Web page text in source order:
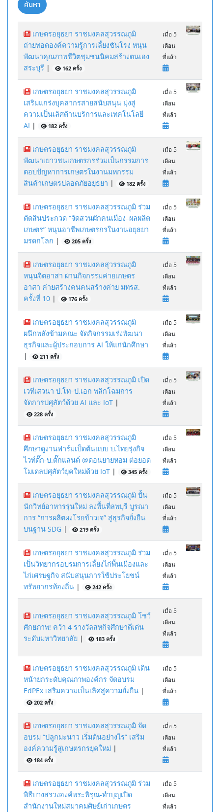
ค้นหา
เกษตรอยุธยา ราชมงคลสุวรรณภูมิ
ถ่ายทอดองค์ความรู้การเลี้ยงชันโรง หนุน
พัฒนาคุณภาพชีวิตชุมชนนิคมสร้างตนเอง
สระบุรี | 162 ครั้ง
เมื่อ 5
เดือน
ที่แล้ว
เกษตรอยุธยา ราชมงคลสุวรรณภูมิ
เสริมแกร่งบุคลากรสายสนับสนุน มุ่งสู่
ความเป็นเลิศด้านบริการและเทคโนโลยี
AI | 182 ครั้ง
เมื่อ 5
เดือน
ที่แล้ว
เกษตรอยุธยา ราชมงคลสุวรรณภูมิ
พัฒนาเยาวชนเกษตรกรร่วมเป็นกรรมการ
ตอบปัญหาการเกษตรในงานมหกรรม
สินค้าเกษตรปลอดภัยอยุธยา | 182 ครั้ง
เมื่อ 5
เดือน
ที่แล้ว
เกษตรอยุธยา ราชมงคลสุวรรณภูมิ ร่วม
ตัดสินประกวด “จัดสวนผักคนเมือง–ผลผลิต
เกษตร” หนุนอาชีพเกษตรกรในงานอยุธยา
มรดกโลก | 205 ครั้ง
เมื่อ 5
เดือน
ที่แล้ว
เกษตรอยุธยา ราชมงคลสุวรรณภูมิ
หนุนจิตอาสา ผ่านกิจกรรมค่ายเกษตร
อาสา ค่ายสร้างคนคนสร้างค่าย มทรส.
ครั้งที่ 10 | 176 ครั้ง
เมื่อ 5
เดือน
ที่แล้ว
เกษตรอยุธยา ราชมงคลสุวรรณภูมิ
ผนึกพลังข้ามคณะ จัดกิจกรรมเร่งพัฒนา
ธุรกิจและผู้ประกอบการ AI ให้แก่นักศึกษา
|
211 ครั้ง
เมื่อ 5
เดือน
ที่แล้ว
เกษตรอยุธยา ราชมงคลสุวรรณภูมิ เปิด
เวทีเสวนา ป.โท–ป.เอก พลิกโฉมการ
จัดการปศุสัตว์ด้วย AI และ IoT |
228 ครั้ง
เมื่อ 5
เดือน
ที่แล้ว
เกษตรอยุธยา ราชมงคลสุวรรณภูมิ
ศึกษาดูงานฟาร์มเป็ดต้นแบบ บ.ไทยรุ่งกิจ
ไวท์ดั๊ก-บ.ดั๊กแลนด์ @ดอนยายหอม ต่อยอด
โมเดลปศุสัตว์ยุคใหม่ด้วย IoT | 345 ครั้ง
เมื่อ 5
เดือน
ที่แล้ว
เกษตรอยุธยา ราชมงคลสุวรรณภูมิ ปั้น
นักวิทย์อาหารรุ่นใหม่ ลงพื้นที่ลพบุรี บูรณา
การ “การผลิตผงโรยข้าวเจ” สู่ธุรกิจยั่งยืน
บนฐาน SDG | 219 ครั้ง
เมื่อ 5
เดือน
ที่แล้ว
เกษตรอยุธยา ราชมงคลสุวรรณภูมิ ร่วม
เป็นวิทยากรอบรมการเลี้ยงไก่พื้นเมืองและ
ไก่เศรษฐกิจ สนับสนุนการใช้ประโยชน์
ทรัพยากรท้องถิ่น | 242 ครั้ง
เมื่อ 5
เดือน
ที่แล้ว
เกษตรอยุธยา ราชมงคลสุวรรณภูมิ โชว์
ศักยภาพ! คว้า 4 รางวัลสหกิจศึกษาดีเด่น
ระดับมหาวิทยาลัย | 183 ครั้ง
เมื่อ 5
เดือน
ที่แล้ว
เกษตรอยุธยา ราชมงคลสุวรรณภูมิ เดิน
หน้ายกระดับคุณภาพองค์กร จัดอบรม
EdPEx เสริมความเป็นเลิศสู่ความยั่งยืน |
202 ครั้ง
เมื่อ 5
เดือน
ที่แล้ว
เกษตรอยุธยา ราชมงคลสุวรรณภูมิ จัด
อบรม “ปลูกมะนาว เริ่มต้นอย่างไร” เสริม
องค์ความรู้สู่เกษตรกรยุคใหม่ |
184 ครั้ง
เมื่อ 5
เดือน
ที่แล้ว
เกษตรอยุธยา ราชมงคลสุวรรณภูมิ ร่วม
พิธีบวงสรวงองค์พระพิรุณ-ทำบุญเปิด
สำนักงานใหม่สมาคมศิษย์เก่าเกษตร
เมื่อ 5
เดือน
ที่แล้ว